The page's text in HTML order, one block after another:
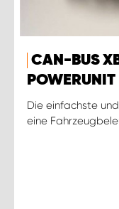
CAN-BUS
POWERUNIT
Die einfachste
eine